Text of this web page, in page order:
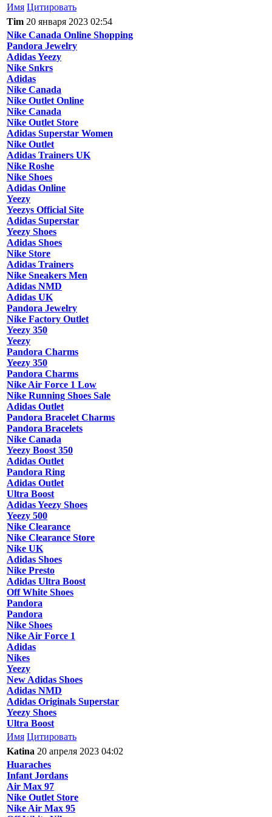
Имя Цитировать
Tim 20 января 2023 02:54
Nike Canada Online Shopping
Pandora Jewelry
Adidas Yeezy
Nike Snkrs
Adidas
Nike Canada
Nike Outlet Online
Nike Canada
Nike Outlet Store
Adidas Superstar Women
Nike Outlet
Adidas Trainers UK
Nike Roshe
Nike Shoes
Adidas Online
Yeezy
Yeezys Official Site
Adidas Superstar
Yeezy Shoes
Adidas Shoes
Nike Store
Adidas Trainers
Nike Sneakers Men
Adidas NMD
Adidas UK
Pandora Jewelry
Nike Factory Outlet
Yeezy 350
Yeezy
Pandora Charms
Yeezy 350
Pandora Charms
Nike Air Force 1 Low
Nike Running Shoes Sale
Adidas Outlet
Pandora Bracelet Charms
Pandora Bracelets
Nike Canada
Yeezy Boost 350
Adidas Outlet
Pandora Ring
Adidas Outlet
Ultra Boost
Adidas Yeezy Shoes
Yeezy 500
Nike Clearance
Nike Clearance Store
Nike UK
Adidas Shoes
Nike Presto
Adidas Ultra Boost
Off White Shoes
Pandora
Pandora
Nike Shoes
Nike Air Force 1
Adidas
Nikes
Yeezy
New Adidas Shoes
Adidas NMD
Adidas Originals Superstar
Yeezy Shoes
Ultra Boost
Имя Цитировать
Katina 20 апреля 2023 04:02
Huaraches
Infant Jordans
Air Max 97
Nike Outlet Store
Nike Air Max 95